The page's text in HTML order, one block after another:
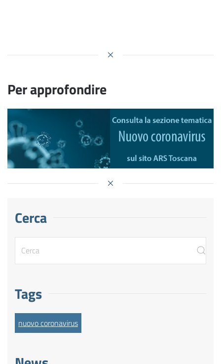
Per approfondire
Cerca
Tags
nuovo coronavirus